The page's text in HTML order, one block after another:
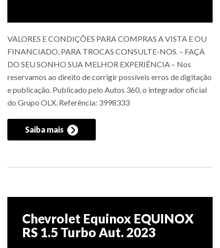
VALORES E CONDIÇÕES PARA COMPRAS A VISTA E OU
FINANCIADO, PARA TROCAS CONSULTE-NOS. – FAÇA
DO SEU SONHO SUA MELHOR EXPERIÊNCIA – Nos
reservamos ao direito de corrigir possíveis erros de digitação
e publicação. Publicado pelo Autos 360, o integrador oficial
do Grupo OLX. Referência: 3998333
Saiba mais
Chevrolet Equinox EQUINOX
RS 1.5 Turbo Aut. 2023